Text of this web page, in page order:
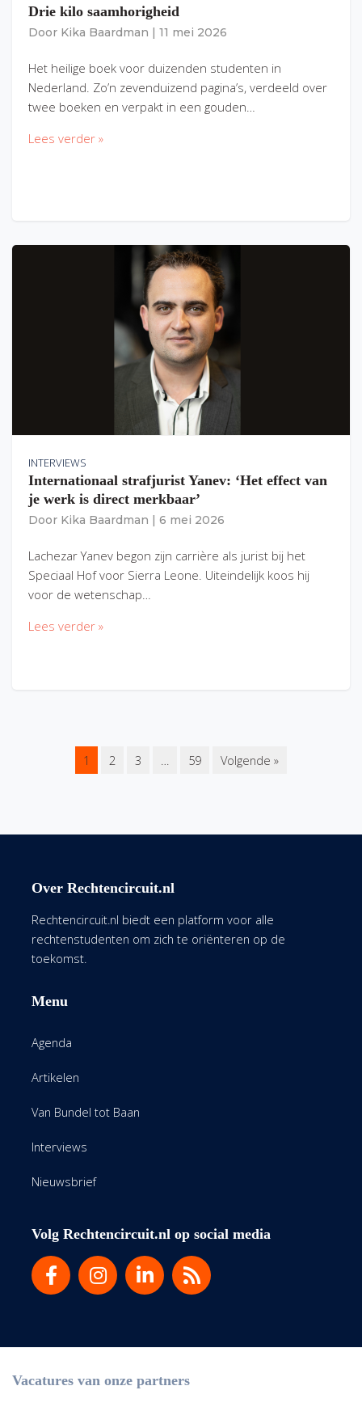
Drie kilo saamhorigheid
Door Kika Baardman 11 mei 2026
Het heilige boek voor duizenden studenten in
Nederland. Zo’n zevenduizend pagina’s, verdeeld over
twee boeken en verpakt in een gouden…
Lees verder »
INTERVIEWS
Internationaal strafjurist Yanev: ‘Het effect van
je werk is direct merkbaar’
Door Kika Baardman 6 mei 2026
Lachezar Yanev begon zijn carrière als jurist bij het
Speciaal Hof voor Sierra Leone. Uiteindelijk koos hij
voor de wetenschap…
Lees verder »
1 2 3 … 59 Volgende »
Over Rechtencircuit.nl
Rechtencircuit.nl biedt een platform voor alle
rechtenstudenten om zich te oriënteren op de
toekomst.
Menu
Agenda
Artikelen
Van Bundel tot Baan
Interviews
Nieuwsbrief
Volg Rechtencircuit.nl op social media
Vacatures van onze partners